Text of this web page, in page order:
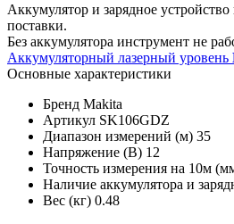
Аккумулятор и зарядное
поставки.
Без аккумулятора инструмент не
Аккумуляторный лазерный уровень
Основные характеристики
Бренд Makita
Артикул SK106GDZ
Диапазон измерений (м) 35
Напряжение (В) 12
Точность измерения на 10м
Наличие аккумулятора и
Вес (кг) 0.48